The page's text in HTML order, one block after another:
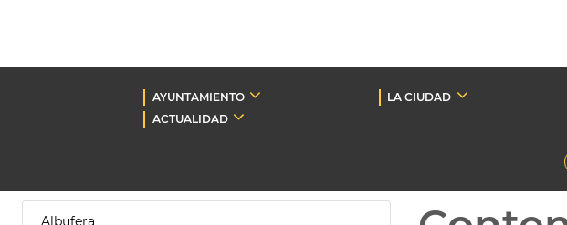
AYUNTAMIENTO LA CIUDAD
ACTUALIDAD
Albufera